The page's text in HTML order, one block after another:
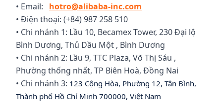
• Email: hotro@alibaba-inc.com
• Điện thoại: (+84) 987 258 510
• Chi nhánh 1: Lầu 10, Becamex Tower, 230 Đại lộ
Bình Dương, Thủ Dầu Một , Bình Dương
• Chi nhánh 2: Lầu 9, TTC Plaza, Võ Thị Sáu ,
Phường thống nhất, TP Biên Hoà, Đồng Nai
• Chi nhánh 3: 123 Cộng Hòa, Phường 12, Tân Bình,
Thành phố Hồ Chí Minh 700000, Việt Nam